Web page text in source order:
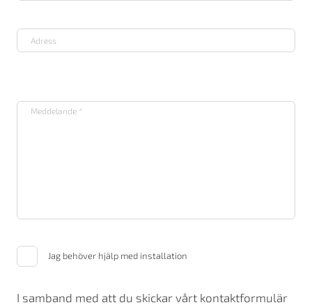
Jag behöver hjälp med installation
I samband med att du skickar vårt kontaktformulär